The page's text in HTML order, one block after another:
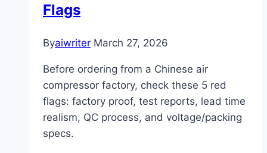
Flags
Byaiwriter March 27, 2026
Before ordering from a Chinese air
compressor factory, check these 5 red
flags: factory proof, test reports, lead time
realism, QC process, and voltage/packing
specs.